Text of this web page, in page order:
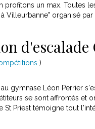
profitons un max. Toutes
Villeurbanne" organisé par
d'escalade
)
au gymnase Léon Perrier
se sont affrontés et
St Priest témoigne tout